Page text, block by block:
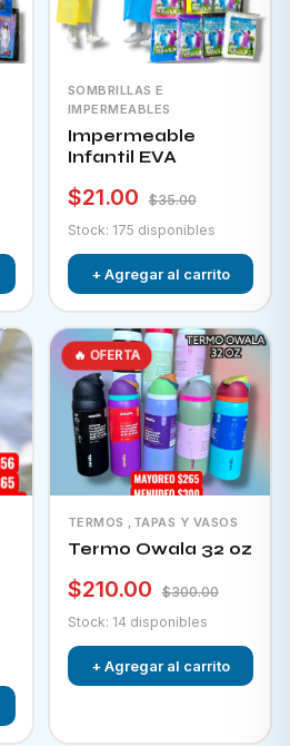
SOMBRILLAS E
IMPERMEABLES
Impermeable
Infantil EVA
$21.00
$35.00
Stock: 175 disponibles
+ Agregar al carrito
🔥 OFERTA
TERMOS ,TAPAS Y VASOS
Termo Owala 32 oz
$210.00
$300.00
Stock: 14 disponibles
+ Agregar al carrito